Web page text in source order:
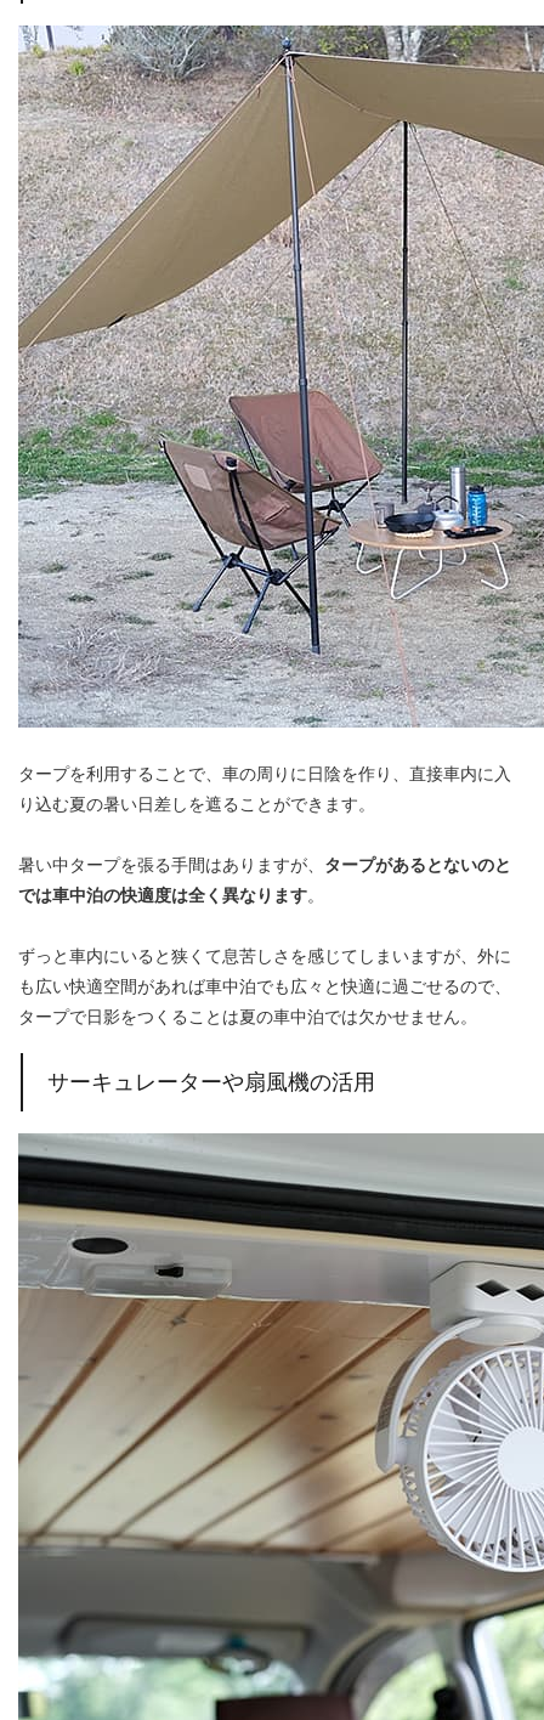
タープを利用することで、車の周りに日陰を作り、直接車内に入
り込む夏の暑い日差しを遮ることができます。
暑い中タープを張る手間はありますが、 タープがあるとないのと
では車中泊の快適度は全く異なります。
ずっと車内にいると狭くて息苦しさを感じてしまいますが、外に
も広い快適空間があれば車中泊でも広々と快適に過ごせるので、
タープで日影をつくることは夏の車中泊では欠かせません。
サーキュレーターや扇風機の活用